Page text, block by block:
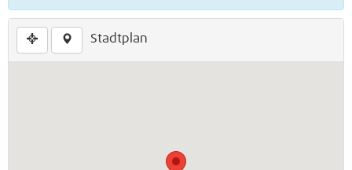
Stadtplan